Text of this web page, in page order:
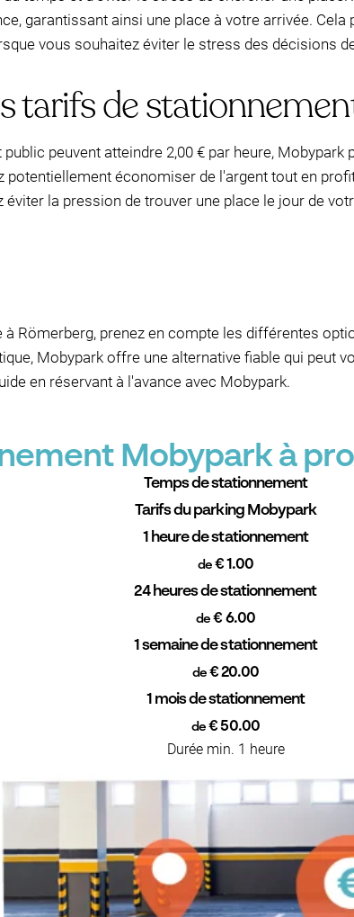
garantissant ainsi une place à votre arrivée.
vous souhaitez éviter le stress des décisions
tarifs de
peuvent atteindre 2,00 € par heure,
potentiellement économiser de l'argent tout en
éviter la pression de trouver une place le jour de
Römerberg, prenez en compte les différentes
Mobypark offre une alternative fiable qui peut
en réservant à l'avance avec Mobypark.
Mobypark à
Temps de stationnement
Tarifs du parking Mobypark
1 heure de stationnement
de€ 1.00
24 heures de stationnement
de € 6.00
1 semaine de stationnement
de€ 20.00
1 mois de stationnement
de € 50.00
Durée min. 1 heure